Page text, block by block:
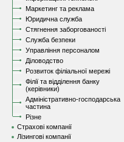
Маркетинг та реклама
Юридична служба
Стягнення заборгованості
Служба безпеки
Управління персоналом
Діловодство
Розвиток філіальної мережі
Філії та відділення банку
(керівники)
Адміністративно-господарська
частина
Різне
Страхові компанії
Лізингові компанії